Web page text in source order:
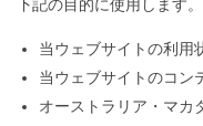
下記の目的に使用します。
当ウェブサイトの利用
当ウェブサイトのコン
オーストラリア・マカ